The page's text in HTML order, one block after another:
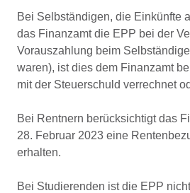
Bei Selbständigen, die Einkünfte
das Finanzamt die EPP bei der
Vorauszahlung beim
waren), ist dies dem Finanzamt
mit der Steuerschuld verrechnet
Bei Rentnern berücksichtigt das
28. Februar 2023 eine
erhalten.
Bei Studierenden ist die EPP